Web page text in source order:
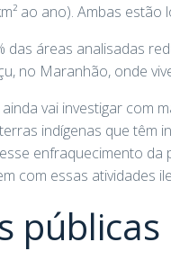
ao ano). Ambas
das áreas analisadas
no Maranhão, onde
ainda vai investigar
indígenas que têm
enfraquecimento
com essas atividades
públicas